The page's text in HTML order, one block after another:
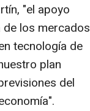
"el apoyo
los mercados
tecnología de
plan
del